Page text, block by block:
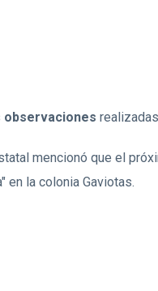
observaciones
mencionó que el
en la colonia Gaviotas.